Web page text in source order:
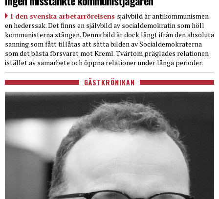
I den svenska arbetarrörelsens självbild är antikommunismen
en hederssak. Det finns en självbild av socialdemokratin som höll
kommunisterna stången. Denna bild är dock långt ifrån den absoluta
sanning som fått tillåtas att sätta bilden av Socialdemokraterna
som det bästa försvaret mot Kreml. Tvärtom präglades relationen
istället av samarbete och öppna relationer under långa perioder.
GÄSTKRÖNIKAN